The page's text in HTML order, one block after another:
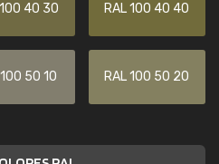
100 40 30 RAL 100 40 40
100 50 10 RAL 100 50 20